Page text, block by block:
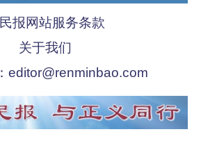
报网站服务条款
关于我们
editor@renminbao.com